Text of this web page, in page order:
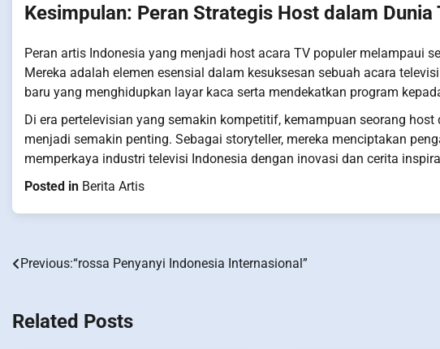
Kesimpulan: Peran Strategis Host dalam Dunia
Peran artis Indonesia yang menjadi host acara TV populer melampaui
Mereka adalah elemen esensial dalam kesuksesan sebuah acara
baru yang menghidupkan layar kaca serta mendekatkan program
Di era pertelevisian yang semakin kompetitif, kemampuan seorang
menjadi semakin penting. Sebagai storyteller, mereka menciptakan
memperkaya industri televisi Indonesia dengan inovasi dan cerita
Posted in Berita Artis
Post
Previous:“rossa Penyanyi Indonesia Internasional”
Related Posts